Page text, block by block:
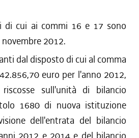
di cui ai commi 16 e 17 sono
2012.
dal disposto di cui al comma
euro per l'anno 2012,
sull'unità di bilancio
1680 di nuova istituzione
dell'entrata del bilancio